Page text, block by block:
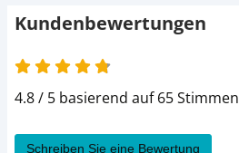
Kundenbewertungen
4.8 von 5
4.8 / 5 basierend auf 65 Stimmen
Schreiben Sie eine Bewertung